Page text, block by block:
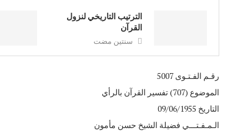
الترتيب التاريخي لنزول
القرآن
سنتين مضت
رقـم الفـتـوى 5007
الموضوع (707) تفسير القرآن بالرأي
التاريخ 09/06/1955
الـمـفـتـــي فضيلة الشيخ حسن مأمون